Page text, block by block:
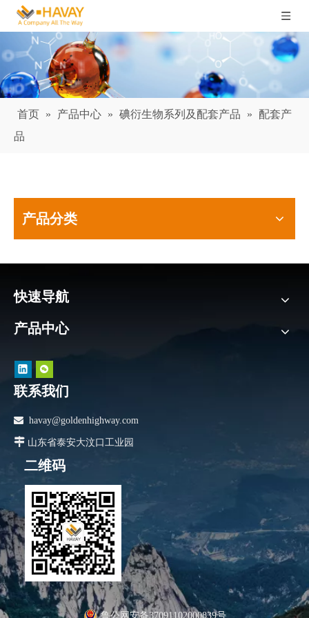
首页 » 产品中心 » 碘衍生物系列及配套产品 »
配套产
品
产品分类
快速导航
产品中心
联系我们
 havay@goldenhighway.com
 山东省泰安大汶口工业园
二维码
鲁公网安备37091102000839号